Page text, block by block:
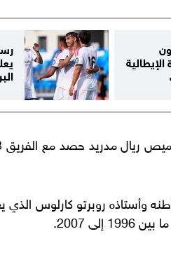
أمام مواطنه وأستاذه روبرتو كارلوس
.